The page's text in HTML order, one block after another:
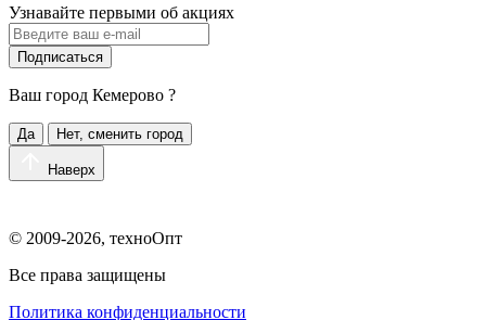
Узнавайте первыми об акциях
Подписаться
Ваш город Кемерово ?
Да Нет, сменить город
Наверх
© 2009-2026, техноОпт
Все права защищены
Политика конфиденциальности